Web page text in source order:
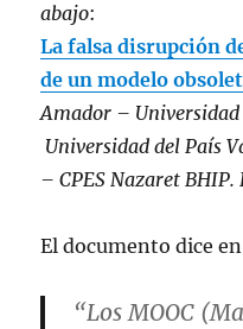
abajo:
La falsa disrupción
de un modelo
Amador –
Universidad del País
– CPES Nazaret
El documento dice
“Los MOOC